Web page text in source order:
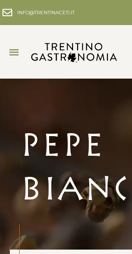
INFO@TRENTINACETI.IT
Pepe